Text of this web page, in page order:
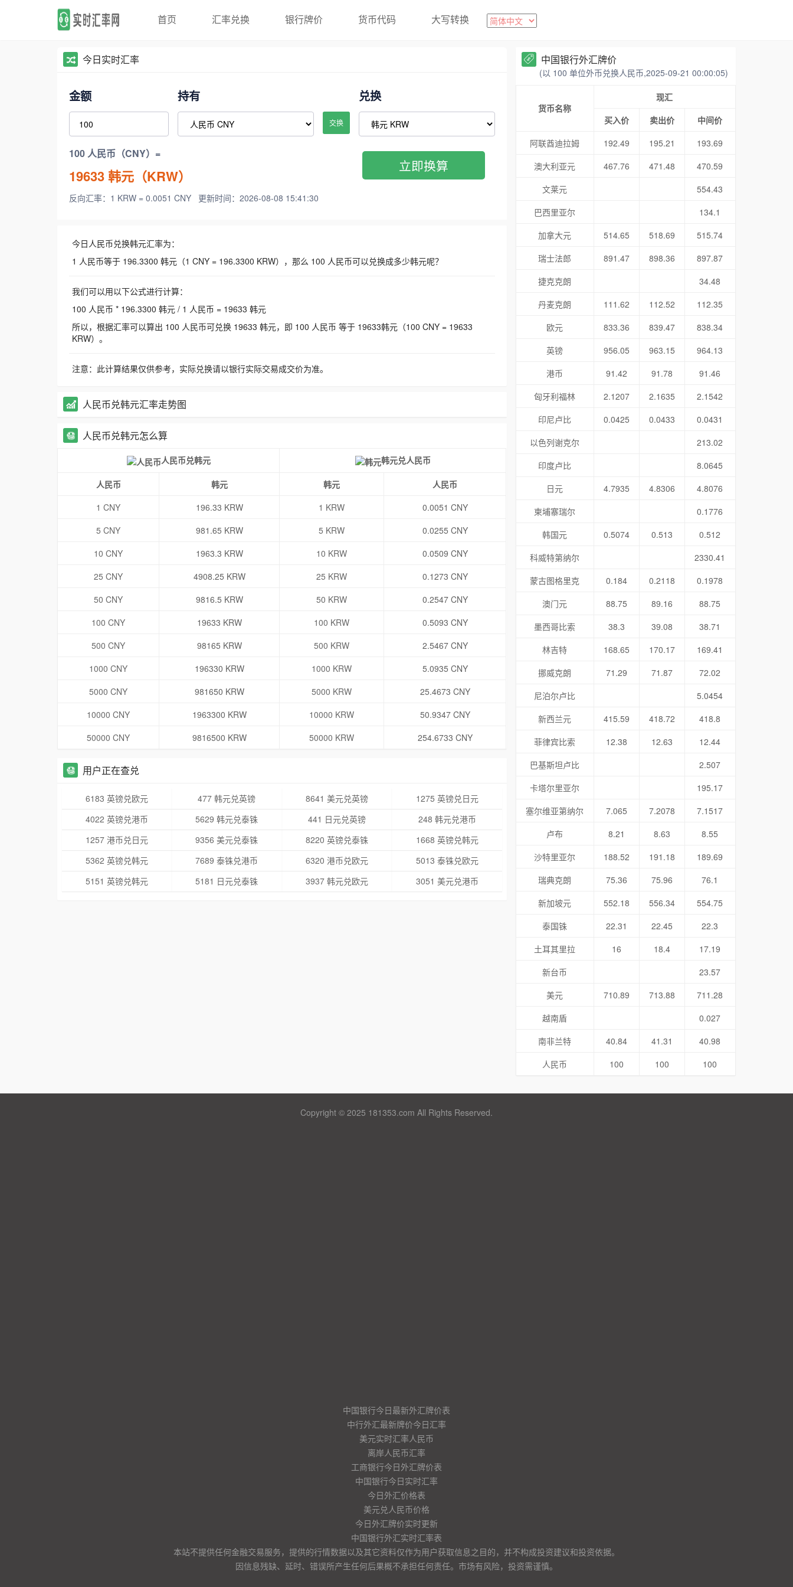
首页 汇率兑换 银行牌价 货币代码 大写转换
今日实时汇率
金额 持有
交换
兑换
100 人民币（CNY）=
19633韩元（KRW）
反向汇率：1 KRW = 0.0051 CNY 更新时间：2026-08-08 15:41:30
立即换算
今日人民币兑换韩元汇率为：
1 人民币等于 196.3300 韩元（1 CNY = 196.3300 KRW），那么 100 人民币可以兑换成多少韩元呢？
我们可以用以下公式进行计算：
100 人民币 * 196.3300 韩元 / 1 人民币 = 19633 韩元
所以，根据汇率可以算出 100 人民币可兑换 19633 韩元，即 100 人民币 等于 19633韩元（100 CNY = 19633
KRW）。
注意：此计算结果仅供参考，实际兑换请以银行实际交易成交价为准。
人民币兑韩元汇率走势图
人民币兑韩元怎么算
人民币兑韩元 韩元兑人民币
人民币 韩元 韩元
人民币
1 CNY
196.33 KRW 1 KRW
0.0051 CNY
5 CNY
981.65 KRW 5 KRW
0.0255 CNY
10 CNY
1963.3 KRW 10 KRW
0.0509 CNY
25 CNY
4908.25 KRW 25 KRW
0.1273 CNY
50 CNY
9816.5 KRW 50 KRW
0.2547 CNY
100 CNY
19633 KRW 100 KRW
0.5093 CNY
500 CNY
98165 KRW 500 KRW
2.5467 CNY
1000 CNY
196330 KRW 1000 KRW
5.0935 CNY
5000 CNY
981650 KRW 5000 KRW
25.4673 CNY
10000 CNY
1963300 KRW 10000 KRW
50.9347 CNY
50000 CNY
9816500 KRW 50000 KRW 254.6733 CNY
用户正在查兑
6183 英镑兑欧元 477 韩元兑英镑 8641 美元兑英镑
1275 英镑兑日元
4022 英镑兑港币
5629 韩元兑泰铢 441 日元兑英镑
248 韩元兑港币
1257 港币兑日元
9356 美元兑泰铢 8220 英镑兑泰铢
1668 英镑兑韩元
5362 英镑兑韩元
7689 泰铢兑港币 6320 港币兑欧元
5013 泰铢兑欧元
5151 英镑兑韩元
5181 日元兑泰铢 3937 韩元兑欧元 3051 美元兑港币
中国银行外汇牌价
(以 100 单位外币兑换人民币,2025-09-21 00:00:05)
货币名称
现汇
买入价
卖出价
中间价
阿联酋迪拉姆
192.49 195.21
193.69
澳大利亚元
467.76 471.48
470.59
文莱元
554.43
巴西里亚尔
134.1
加拿大元
514.65 518.69
515.74
瑞士法郎
891.47 898.36
897.87
捷克克朗
34.48
丹麦克朗
111.62 112.52
112.35
欧元
833.36 839.47
838.34
英镑
956.05 963.15
964.13
港币
91.42 91.78
91.46
匈牙利福林
2.1207 2.1635
2.1542
印尼卢比
0.0425 0.0433
0.0431
以色列谢克尔
213.02
印度卢比
8.0645
日元
4.7935 4.8306
4.8076
柬埔寨瑞尔
0.1776
韩国元
0.5074 0.513
0.512
科威特第纳尔
2330.41
蒙古图格里克
0.184 0.2118
0.1978
澳门元
88.75 89.16
88.75
墨西哥比索
38.3 39.08
38.71
林吉特
168.65 170.17
169.41
挪威克朗
71.29 71.87
72.02
尼泊尔卢比
5.0454
新西兰元
415.59 418.72
418.8
菲律宾比索
12.38 12.63
12.44
巴基斯坦卢比
2.507
卡塔尔里亚尔
195.17
塞尔维亚第纳尔
7.065 7.2078
7.1517
卢布
8.21 8.63
8.55
沙特里亚尔
188.52 191.18
189.69
瑞典克朗
75.36 75.96
76.1
新加坡元
552.18 556.34
554.75
泰国铢
22.31 22.45
22.3
土耳其里拉
16 18.4
17.19
新台币
23.57
美元
710.89 713.88
711.28
越南盾
0.027
南非兰特
40.84 41.31
40.98
人民币
100 100 100
Copyright © 2025 181353.com All Rights Reserved.
中国银行今日最新外汇牌价表
中行外汇最新牌价今日汇率
美元实时汇率人民币
离岸人民币汇率
工商银行今日外汇牌价表
中国银行今日实时汇率
今日外汇价格表
美元兑人民币价格
今日外汇牌价实时更新
中国银行外汇实时汇率表
本站不提供任何金融交易服务，提供的行情数据以及其它资料仅作为用户获取信息之目的，并不构成投资建议和投资依据。
因信息残缺、延时、错误所产生任何后果概不承担任何责任。市场有风险，投资需谨慎。